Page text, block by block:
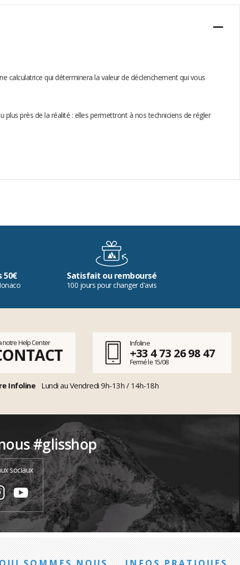
calculatrice qui déterminera la valeur de déclenchement qui vous
près de la réalité : elles permettront à nos techniciens de régler
50€ Satisfait ou remboursé
100 jours pour changer d'avis
notre Help Center Infoline
+33 4 73 26 98 47
Fermé le 15/08
Infoline Lundi au Vendredi 9h-13h / 14h-18h
#glisshop
sociaux